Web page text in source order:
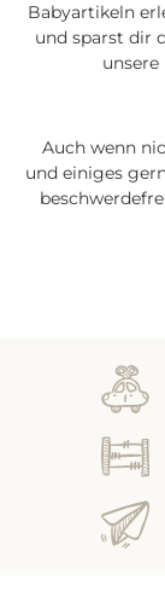
Babyartikeln
und sparst dir
Auch wenn
und einiges